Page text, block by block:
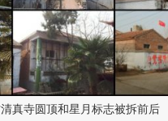
真寺圆顶和星月标志被拆前后